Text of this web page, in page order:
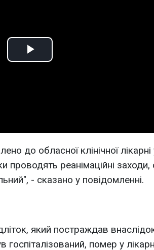
Play
до обласної клінічної лікарні
проводять реанімаційні заходи,
- сказано у повідомленні.
який постраждав
госпіталізований, помер у